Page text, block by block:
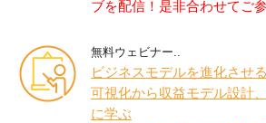
ブを配信！是非合わせてご
無料ウェビナー..
ビジネスモデルを進化させ
可視化から収益モデル設計
に学ぶ